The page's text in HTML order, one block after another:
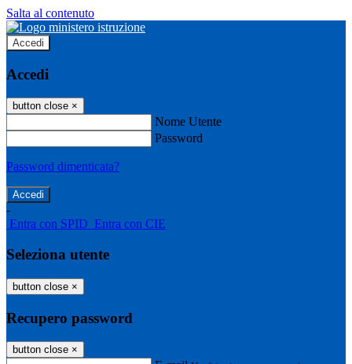
Salta al contenuto
Accedi
Accedi
button close ×
Nome Utente
Password
Password dimenticata?
-
Entra con SPID Entra con CIE
Seleziona utente
button close ×
Recupero password
button close ×